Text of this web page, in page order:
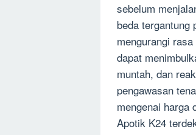
sebelum
beda tergantung
mengurangi
dapat
muntah, dan
pengawasan
mengenai harga
Apotik K24